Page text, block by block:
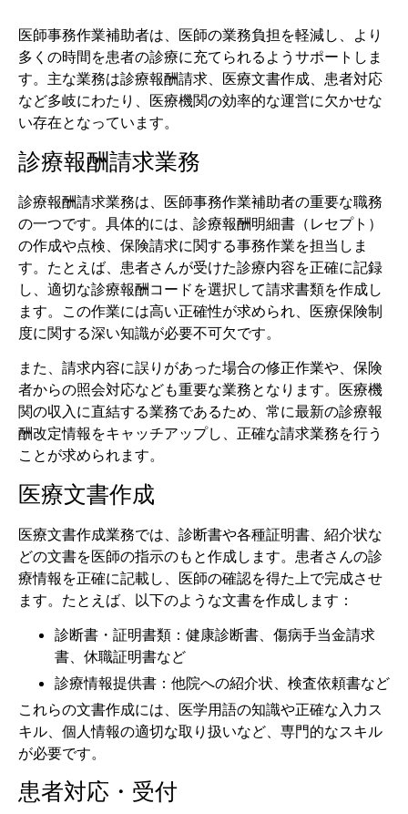
医師事務作業補助者は、医師の業務負担を軽減し、より
多くの時間を患者の診療に充てられるようサポートしま
す。主な業務は診療報酬請求、医療文書作成、患者対応
など多岐にわたり、医療機関の効率的な運営に欠かせな
い存在となっています。
診療報酬請求業務
診療報酬請求業務は、医師事務作業補助者の重要な職務
の一つです。具体的には、診療報酬明細書（レセプト）
の作成や点検、保険請求に関する事務作業を担当しま
す。たとえば、患者さんが受けた診療内容を正確に記録
し、適切な診療報酬コードを選択して請求書類を作成し
ます。この作業には高い正確性が求められ、医療保険制
度に関する深い知識が必要不可欠です。
また、請求内容に誤りがあった場合の修正作業や、保険
者からの照会対応なども重要な業務となります。医療機
関の収入に直結する業務であるため、常に最新の診療報
酬改定情報をキャッチアップし、正確な請求業務を行う
ことが求められます。
医療文書作成
医療文書作成業務では、診断書や各種証明書、紹介状な
どの文書を医師の指示のもと作成します。患者さんの診
療情報を正確に記載し、医師の確認を得た上で完成させ
ます。たとえば、以下のような文書を作成します：
診断書・証明書類：健康診断書、傷病手当金請求
書、休職証明書など
診療情報提供書：他院への紹介状、検査依頼書など
これらの文書作成には、医学用語の知識や正確な入力ス
キル、個人情報の適切な取り扱いなど、専門的なスキル
が必要です。
患者対応・受付